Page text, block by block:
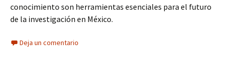
conocimiento son herramientas esenciales para el futuro
de la investigación en México.
Deja un comentario